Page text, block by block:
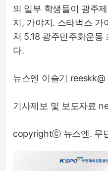
의 일부 학생들이 광주
지, 가야지. 스타벅스 가
쳐 5.18 광주민주화운
다.
뉴스엔 이슬기 reeskk@
기사제보 및 보도자료
copyrightⓒ 뉴스엔. 무